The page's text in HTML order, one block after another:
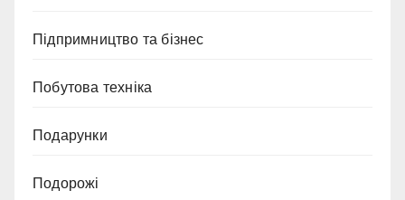
Підпримництво та бізнес
Побутова техніка
Подарунки
Подорожі